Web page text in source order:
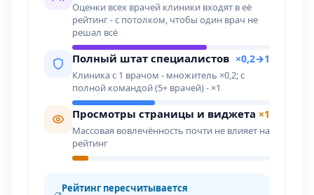
Оценки всех врачей клиники входят в её
рейтинг - с потолком, чтобы один врач не
решал всё
Полный штат специалистов ×0,2→1
Клиника с 1 врачом - множитель ×0,2; с
полной командой (5+ врачей) - ×1
Просмотры страницы и виджета ×1
Массовая вовлечённость почти не влияет на
рейтинг
Рейтинг пересчитывается